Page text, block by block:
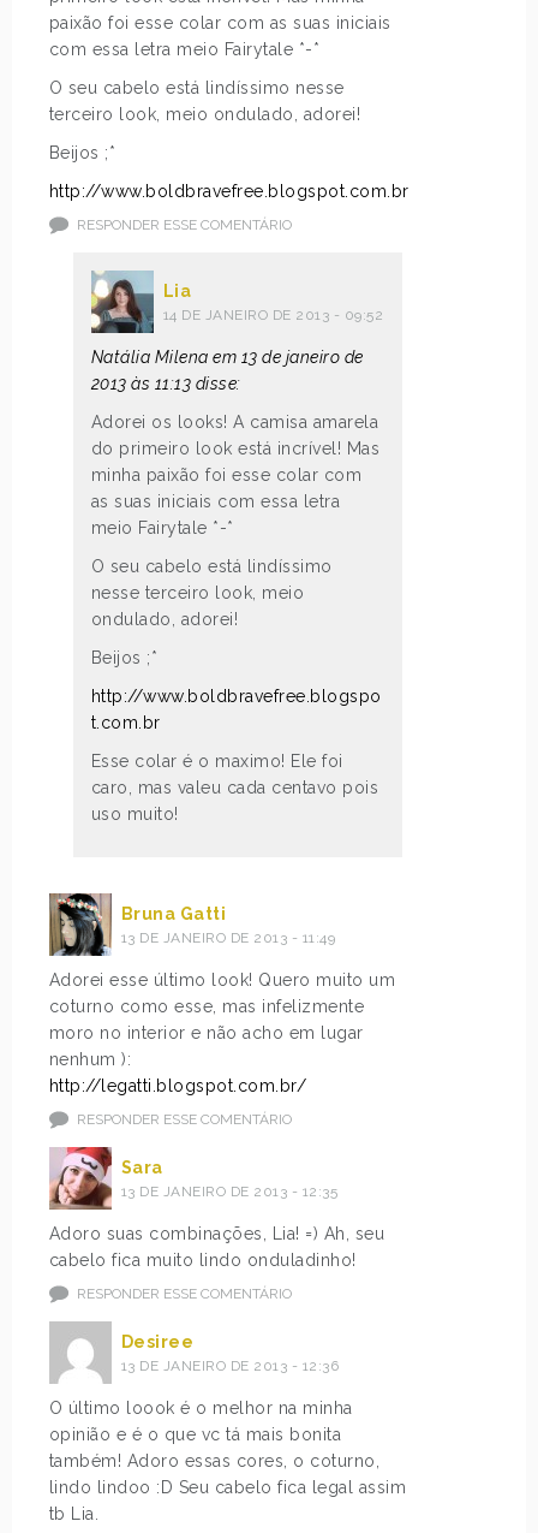
paixão foi esse colar com as suas iniciais
com essa letra meio Fairytale *-*
O seu cabelo está lindíssimo nesse
terceiro look, meio ondulado, adorei!
Beijos ;*
http://www.boldbravefree.blogspot.com.br
RESPONDER ESSE COMENTÁRIO
Lia
14 DE JANEIRO DE 2013 - 09:52
Natália Milena em 13 de janeiro de
2013 às 11:13 disse:
Adorei os looks! A camisa amarela
do primeiro look está incrível! Mas
minha paixão foi esse colar com
as suas iniciais com essa letra
meio Fairytale *-*
O seu cabelo está lindíssimo
nesse terceiro look, meio
ondulado, adorei!
Beijos ;*
http://www.boldbravefree.blogspo
t.com.br
Esse colar é o maximo! Ele foi
caro, mas valeu cada centavo pois
uso muito!
Bruna Gatti
13 DE JANEIRO DE 2013 - 11:49
Adorei esse último look! Quero muito um
coturno como esse, mas infelizmente
moro no interior e não acho em lugar
nenhum ):
http://legatti.blogspot.com.br/
RESPONDER ESSE COMENTÁRIO
Sara
13 DE JANEIRO DE 2013 - 12:35
Adoro suas combinações, Lia! =) Ah, seu
cabelo fica muito lindo onduladinho!
RESPONDER ESSE COMENTÁRIO
Desiree
13 DE JANEIRO DE 2013 - 12:36
O último loook é o melhor na minha
opinião e é o que vc tá mais bonita
também! Adoro essas cores, o coturno,
lindo lindoo :D Seu cabelo fica legal assim
tb Lia.